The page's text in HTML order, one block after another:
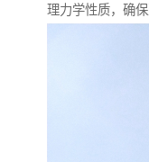
理力学性质，确